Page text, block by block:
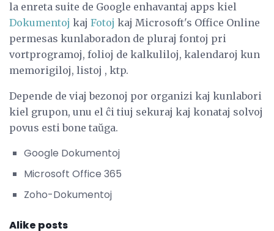
la enreta suite de Google enhavantaj apps kiel
Dokumentoj kaj Fotoj kaj Microsoft's Office Online
permesas kunlaboradon de pluraj fontoj pri
vortprogramoj, folioj de kalkuliloj, kalendaroj kun
memorigiloj, listoj , ktp.
Depende de viaj bezonoj por organizi kaj kunlabori
kiel grupon, unu el ĉi tiuj sekuraj kaj konataj solvoj
povus esti bone taŭga.
Google Dokumentoj
Microsoft Office 365
Zoho-Dokumentoj
Alike posts